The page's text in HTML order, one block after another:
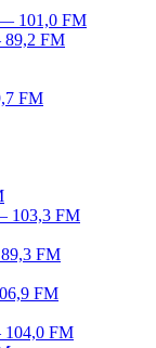
— 101,0 FM
89,2 FM
FM
103,3 FM
FM
FM
104,0 FM